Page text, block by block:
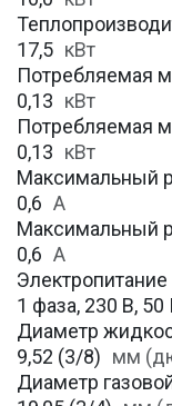
17,5 кВт
Потребляемая
0,13 кВт
Потребляемая
0,13 кВт
Максимальный
0,6 A
Максимальный
0,6 А
Электропитание
1 фаза, 230 В, 50
Диаметр
9,52 (3/8) мм
Диаметр